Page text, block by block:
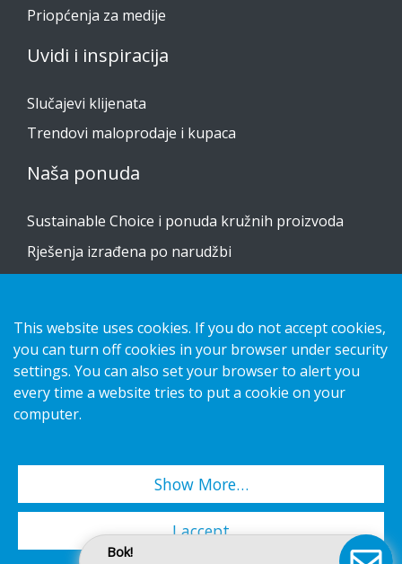
Bok!
Priopćenja za medije
Uvidi i inspiracija
Slučajevi klijenata
Trendovi maloprodaje i kupaca
Naša ponuda
Sustainable Choice i ponuda kružnih proizvoda
Rješenja izrađena po narudžbi
Obratite nam se
obavijest o privatnosti
Kolačići
Copyright 2026 HL Display AB. All rights reserved.
This website uses cookies. If you do not accept cookies,
you can turn off cookies in your browser under security
settings. You can also set your browser to alert you
every time a website tries to put a cookie on your
computer.
Show More…
I accept